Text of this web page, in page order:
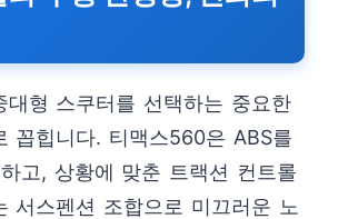
대형 스쿠터를 선택하는 중요한
꼽힙니다. 티맥스560은 ABS를
고, 상황에 맞춘 트랙션 컨트롤
서스펜션 조합으로 미끄러운 노